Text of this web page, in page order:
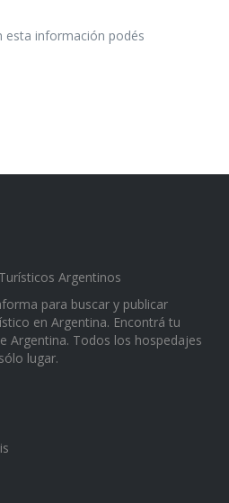
esta información podés
Argentinos
para buscar y publicar
en Argentina. Encontrá tu
Argentina. Todos los hospedajes
lugar.